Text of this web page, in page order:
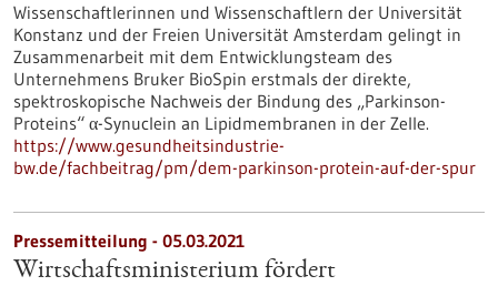
Wissenschaftlerinnen und Wissenschaftlern der Universität
Konstanz und der Freien Universität Amsterdam gelingt in
Zusammenarbeit mit dem Entwicklungsteam des
Unternehmens Bruker BioSpin erstmals der direkte,
spektroskopische Nachweis der Bindung des „Parkinson-
Proteins“ α-Synuclein an Lipidmembranen in der Zelle.
https://www.gesundheitsindustrie-
bw.de/fachbeitrag/pm/dem-parkinson-protein-auf-der-spur
Pressemitteilung - 05.03.2021
Wirtschaftsministerium fördert